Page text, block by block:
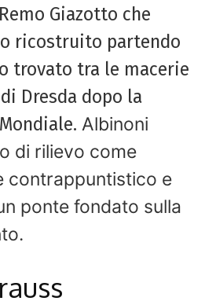
Giazotto che
ricostruito partendo
trovato tra le macerie
Dresda dopo la
Albinoni
di rilievo come
contrappuntistico e
ponte fondato sulla